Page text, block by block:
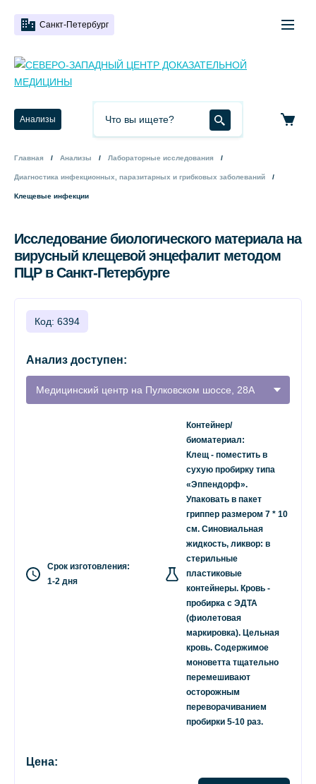
Санкт-Петербург
Анализы
Главная Анализы Лабораторные исследования
Диагностика инфекционных, паразитарных и грибковых заболеваний
Клещевые инфекции
Исследование биологического материала на
вирусный клещевой энцефалит методом
ПЦР в Санкт-Петербурге
Код: 6394
Анализ доступен:
Медицинский центр на Пулковском шоссе, 28А
Срок изготовления:
1-2 дня
Контейнер/
биоматериал:
Клещ - поместить в
сухую пробирку типа
«Эппендорф».
Упаковать в пакет
гриппер размером 7 * 10
см. Синовиальная
жидкость, ликвор: в
стерильные
пластиковые
контейнеры. Кровь -
пробирка с ЭДТА
(фиолетовая
маркировка). Цельная
кровь. Содержимое
моноветта тщательно
перемешивают
осторожным
переворачиванием
пробирки 5-10 раз.
Цена: